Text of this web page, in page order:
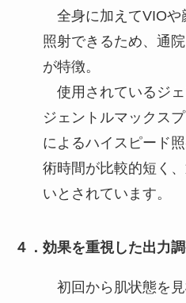
全身に加えてVIOや
照射できるため、通
が特徴。
使用されているジェ
ジェントルマックス
によるハイスピード
術時間が比較的短く
いとされています。
４．効果を重視した出力
初回から肌状態を